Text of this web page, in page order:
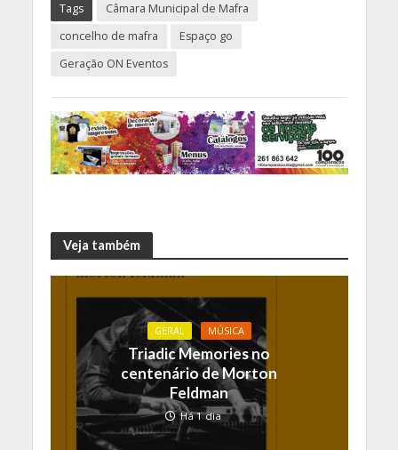
Tags
Câmara Municipal de Mafra
concelho de mafra
Espaço go
Geração ON Eventos
Veja também
GERAL MÚSICA
Triadic Memories no
centenário de Morton
Feldman
Há 1 dia